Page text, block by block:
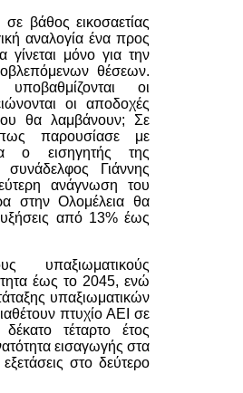
βάθος εικοσαετίας
αναλογία ένα προς
γίνεται μόνο για την
θέσεων.
οι
οι αποδοχές
θα λαμβάνουν; Σε
παρουσίασε με
ο εισηγητής της
Γιάννης
ανάγνωση του
στην Ολομέλεια θα
από 13% έως
υπαξιωματικούς
έως το 2045, ενώ
υπαξιωματικών
πτυχίο ΑΕΙ σε
τέταρτο έτος
εισαγωγής στα
στο δεύτερο